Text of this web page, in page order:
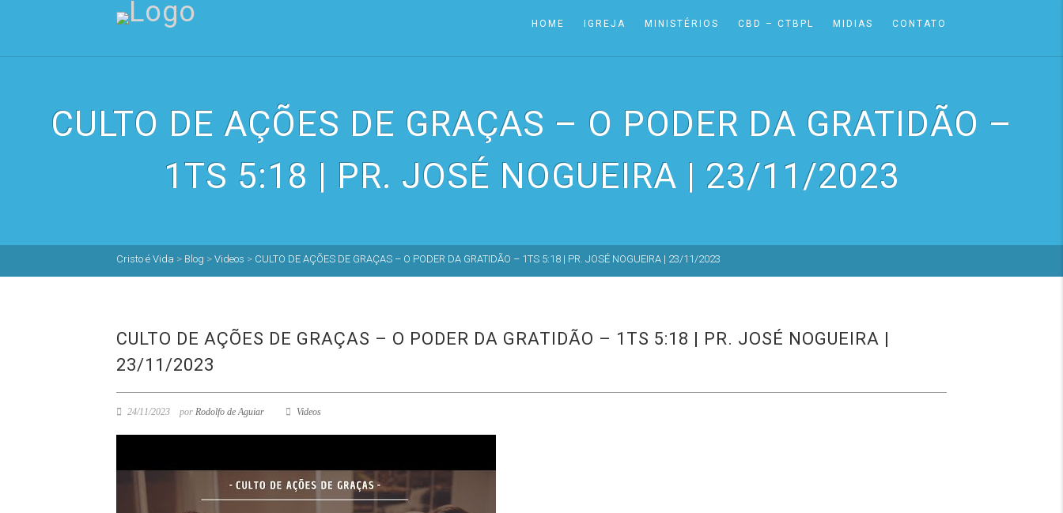
HOME IGREJA MINISTÉRIOS CBD – CTBPL MIDIAS CONTATO
CULTO DE AÇÕES DE GRAÇAS – O PODER DA GRATIDÃO –
1TS 5:18 | PR. JOSÉ NOGUEIRA | 23/11/2023
Cristo é Vida > Blog > Videos > CULTO DE AÇÕES DE GRAÇAS – O PODER DA GRATIDÃO – 1TS 5:18 | PR. JOSÉ NOGUEIRA | 23/11/2023
CULTO DE AÇÕES DE GRAÇAS – O PODER DA GRATIDÃO – 1TS 5:18 | PR. JOSÉ NOGUEIRA |
23/11/2023
24/11/2023 por Rodolfo de Aguiar Videos